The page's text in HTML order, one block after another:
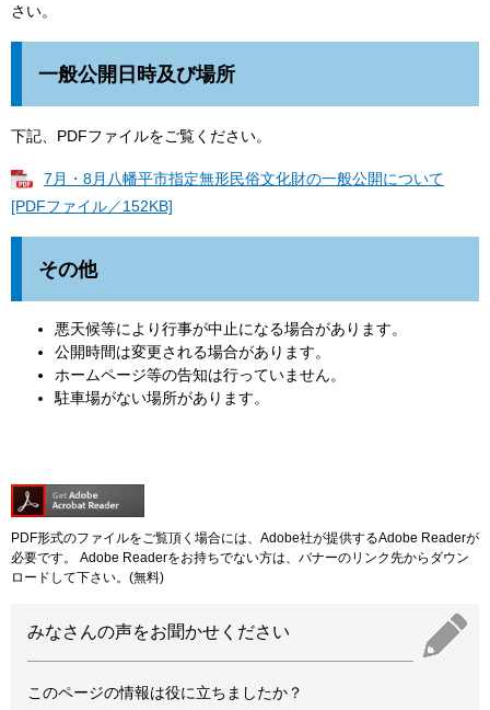
さい。
一般公開日時及び場所
下記、PDFファイルをご覧ください。
7月・8月八幡平市指定無形民俗文化財の一般公開について
[PDFファイル／152KB]
その他
悪天候等により行事が中止になる場合があります。
公開時間は変更される場合があります。
ホームページ等の告知は行っていません。
駐車場がない場所があります。
PDF形式のファイルをご覧頂く場合には、Adobe社が提供するAdobe Readerが
必要です。
Adobe Readerをお持ちでない方は、バナーのリンク先からダウン
ロードして下さい。(無料)
みなさんの声をお聞かせください
このページの情報は役に立ちましたか？